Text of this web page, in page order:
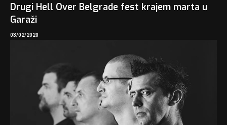
Drugi Hell Over Belgrade fest krajem marta u
Garaži
03/02/2020